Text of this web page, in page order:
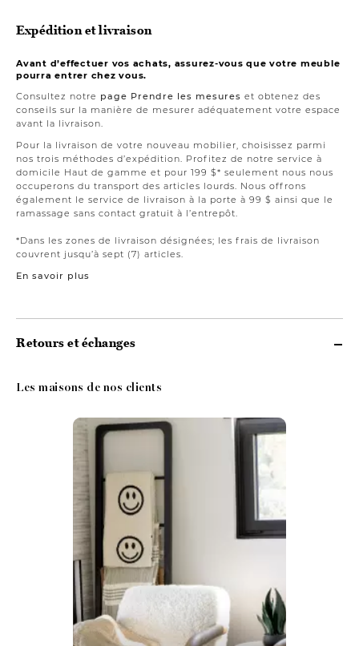
Expédition et livraison
Avant d’effectuer vos achats, assurez-vous que votre meuble
pourra entrer chez vous.
Consultez notre page Prendre les mesures et obtenez des
conseils sur la manière de mesurer adéquatement votre espace
avant la livraison.
Pour la livraison de votre nouveau mobilier, choisissez parmi
nos trois méthodes d’expédition. Profitez de notre service à
domicile Haut de gamme et pour 199 $* seulement nous nous
occuperons du transport des articles lourds. Nous offrons
également le service de livraison à la porte à 99 $ ainsi que le
ramassage sans contact gratuit à l’entrepôt.
*Dans les zones de livraison désignées; les frais de livraison
couvrent jusqu’à sept (7) articles.
En savoir plus
Retours et échanges
Les maisons de nos clients
Media Carousel
Carousel with product photos. Use the previous and